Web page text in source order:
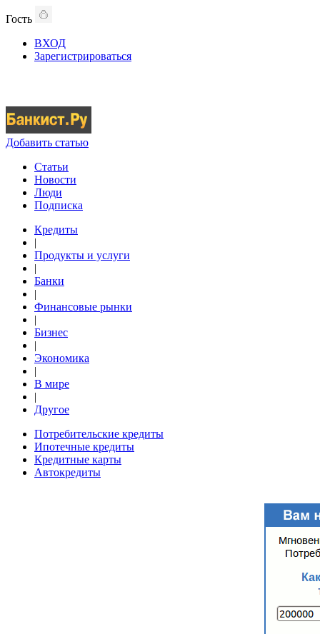
Гость
ВХОД
Зарегистрироваться
Добавить статью
Статьи
Новости
Люди
Подписка
Кредиты
|
Продукты и услуги
|
Банки
|
Финансовые рынки
|
Бизнес
|
Экономика
|
В мире
|
Другое
Потребительские кредиты
Ипотечные кредиты
Кредитные карты
Автокредиты